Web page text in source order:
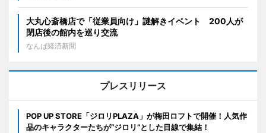
大丸心斎橋店で「従業員向け」謎解きイベント 200人が
閉店後の館内を巡り交流
なんば経済新聞
プレスリリース
POP UP STORE「ジロリPLAZA」が梅田ロフトで開催！人気作
品のキャラクターたちが“ジロリ”とした目線で集結！